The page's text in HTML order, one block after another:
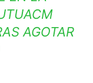
AGOTAR